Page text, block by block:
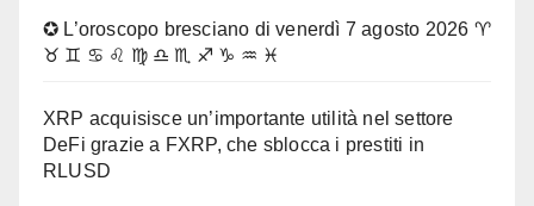
✪ L’oroscopo bresciano di venerdì 7 agosto 2026 ♈
♉ ♊ ♋ ♌ ♍ ♎ ♏ ♐ ♑ ♒ ♓
XRP acquisisce un’importante utilità nel settore
DeFi grazie a FXRP, che sblocca i prestiti in
RLUSD